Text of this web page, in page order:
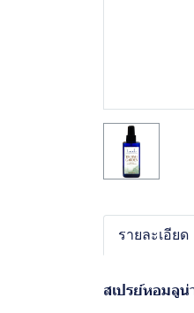
รายละเอียด
สเปรย์หอมลู